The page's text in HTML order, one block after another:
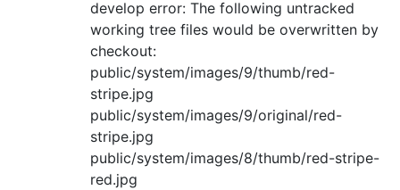
develop error: The following untracked
working tree files would be overwritten by
checkout:
public/system/images/9/thumb/red-
stripe.jpg
public/system/images/9/original/red-
stripe.jpg
public/system/images/8/thumb/red-stripe-
red.jpg